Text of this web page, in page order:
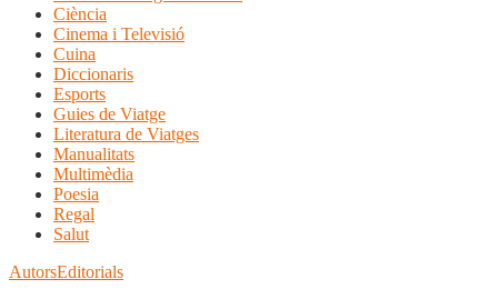
Ciència
Cinema i Televisió
Cuina
Diccionaris
Esports
Guies de Viatge
Literatura de Viatges
Manualitats
Multimèdia
Poesia
Regal
Salut
AutorsEditorials